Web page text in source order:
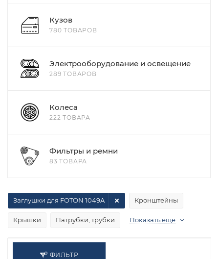
Кузов
780 ТОВАРОВ
Электрооборудование и освещение
289 ТОВАРОВ
Колеса
222 ТОВАРА
Фильтры и ремни
83 ТОВАРА
Кронштейны
Крышки Патрубки, трубки
Заглушки для FOTON 1049A
Показать еще
ФИЛЬТР